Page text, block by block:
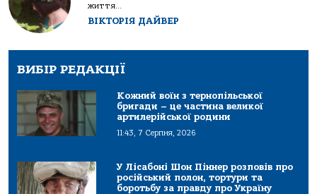
життя...
ВІКТОРІЯ ДАЙВЕР
ВИБІР РЕДАКЦІЇ
Кожний воїн з тернопільської
бригади – це частина великої
артилерійської родини
11:43, 7 Серпня, 2026
У Лісабоні Шон Піннер розповів про
російський полон, тортури та
боротьбу за правду про Україну